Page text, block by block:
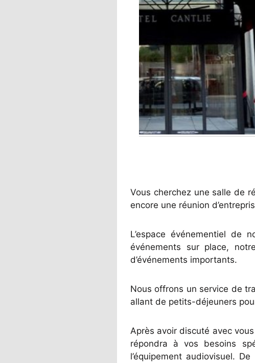
Vous cherchez une salle de
encore une réunion
L’espace événementiel de
événements sur place,
d’événements importants.
Nous offrons un service de
allant de petits-déjeuners
Après avoir discuté avec
répondra à vos besoins
l’équipement audiovisuel.